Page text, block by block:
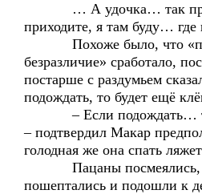
… А удочка… так
приходите, я там буду… где
Похоже было, что
безразличие» сработало,
постарше с раздумьем
подождать, то будет ещё
– Если подождать… то
– подтвердил Макар
голодная же она спать
Пацаны посмеялись,
пошептались и подошли к